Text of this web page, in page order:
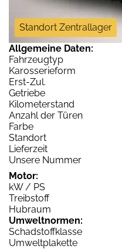
Standort Zentrallager
Allgemeine Daten:
Fahrzeugtyp
Karosserieform
Erst-Zul.
Getriebe
Kilometerstand
Anzahl der Türen
Farbe
Standort
Lieferzeit
Unsere Nummer
Motor:
kW / PS
Treibstoff
Hubraum
Umweltnormen:
Schadstoffklasse
Umweltplakette